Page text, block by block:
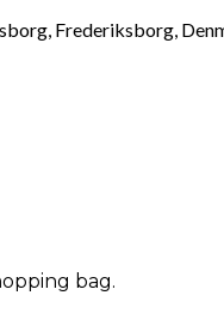
Frederiksborg,
bag.